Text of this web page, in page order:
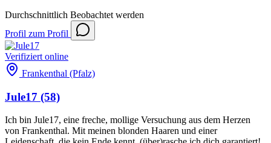
Durchschnittlich Beobachtet werden
Profil zum Profil
Verifiziert online
Frankenthal (Pfalz)
Jule17 (58)
Ich bin Jule17, eine freche, mollige Versuchung aus dem Herzen
von Frankenthal. Mit meinen blonden Haaren und einer